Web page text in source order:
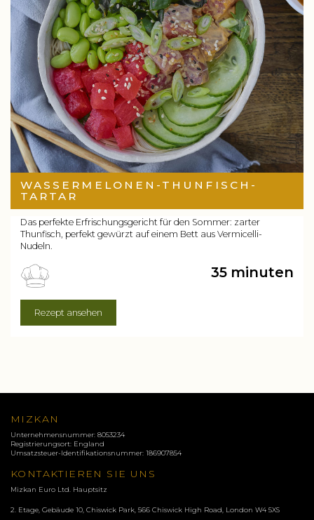
WASSERMELONEN-THUNFISCH-
TARTAR
Das perfekte Erfrischungsgericht für den Sommer: zarter
Thunfisch, perfekt gewürzt auf einem Bett aus Vermicelli-
Nudeln.
35 minuten
Rezept ansehen
MIZKAN
Unternehmensnummer: 8053234
Registrierungsort: England
Umsatzsteuer-Identifikationsnummer: 186907854
KONTAKTIEREN SIE UNS
Mizkan Euro Ltd. Hauptsitz
2. Etage, Gebäude 10, Chiswick Park, 566 Chiswick High Road, London W4 5XS